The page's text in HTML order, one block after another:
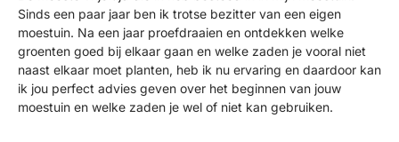
Sinds een paar jaar ben ik trotse bezitter van een eigen
moestuin. Na een jaar proefdraaien en ontdekken welke
groenten goed bij elkaar gaan en welke zaden je vooral niet
naast elkaar moet planten, heb ik nu ervaring en daardoor kan
ik jou perfect advies geven over het beginnen van jouw
moestuin en welke zaden je wel of niet kan gebruiken.